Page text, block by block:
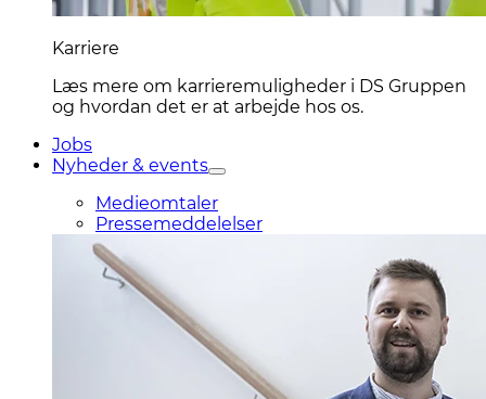
Karriere
Læs mere om karrieremuligheder i DS Gruppen
og hvordan det er at arbejde hos os.
Jobs
Nyheder & events
Medieomtaler
Pressemeddelelser